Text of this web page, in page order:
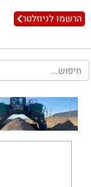
הרשמו לניוזלטר